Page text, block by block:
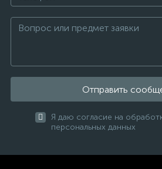
Отправить
Я даю согласие на
персональных данных